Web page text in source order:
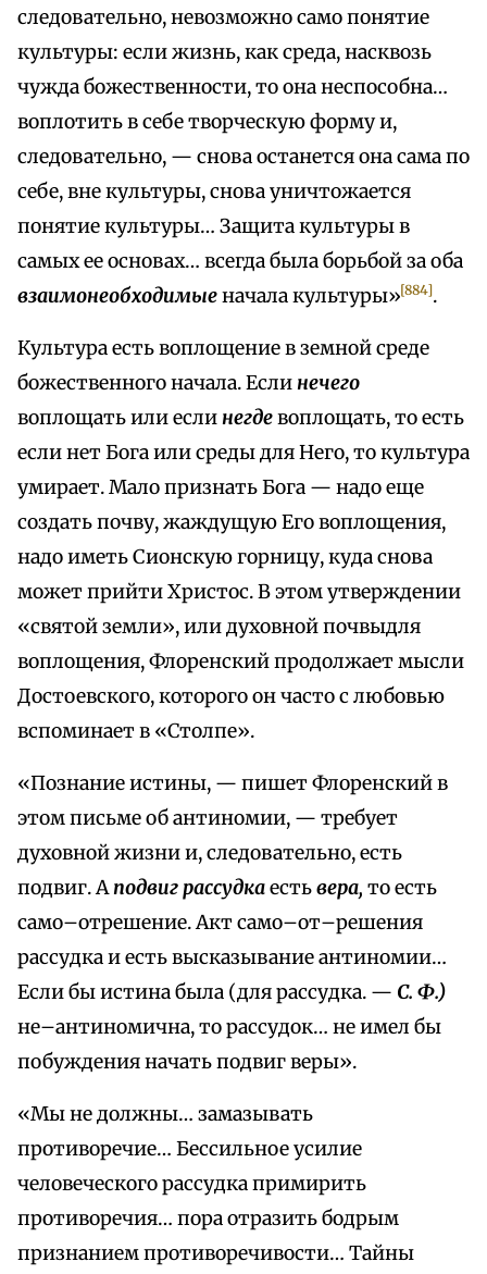
следовательно, невозможно само понятие
культуры: если жизнь, как среда, насквозь
чужда божественности, то она неспособна…
воплотить в себе творческую форму и,
следовательно, — снова останется она сама по
себе, вне культуры, снова уничтожается
понятие культуры… Защита культуры в
самых ее основах… всегда была борьбой за оба
взаимонеобходимыеначала культуры»[884].
Культура есть воплощение в земной среде
божественного начала. Еслинечего
воплощать или еслинегдевоплощать, то есть
если нет Бога или среды для Него, то культура
умирает. Мало признать Бога — надо еще
создать почву, жаждущую Его воплощения,
надо иметь Сионскую горницу, куда снова
может прийти Христос. В этом утверждении
«святой земли», или духовной почвыдля
воплощения, Флоренский продолжает мысли
Достоевского, которого он часто с любовью
вспоминает в «Столпе».
«Познание истины, — пишет Флоренский в
этом письме об антиномии, — требует
духовной жизни и, следовательно, есть
подвиг. Аподвиг рассудкаестьвера, то есть
само–отрешение. Акт само–от–решения
рассудка и есть высказывание антиномии…
Если бы истина была (для рассудка. — С. Ф.)
не–антиномична, то рассудок… не имел бы
побуждения начать подвиг веры».
«Мы не должны… замазывать
противоречие… Бессильное усилие
человеческого рассудка примирить
противоречия… пора отразить бодрым
признанием противоречивости… Тайны